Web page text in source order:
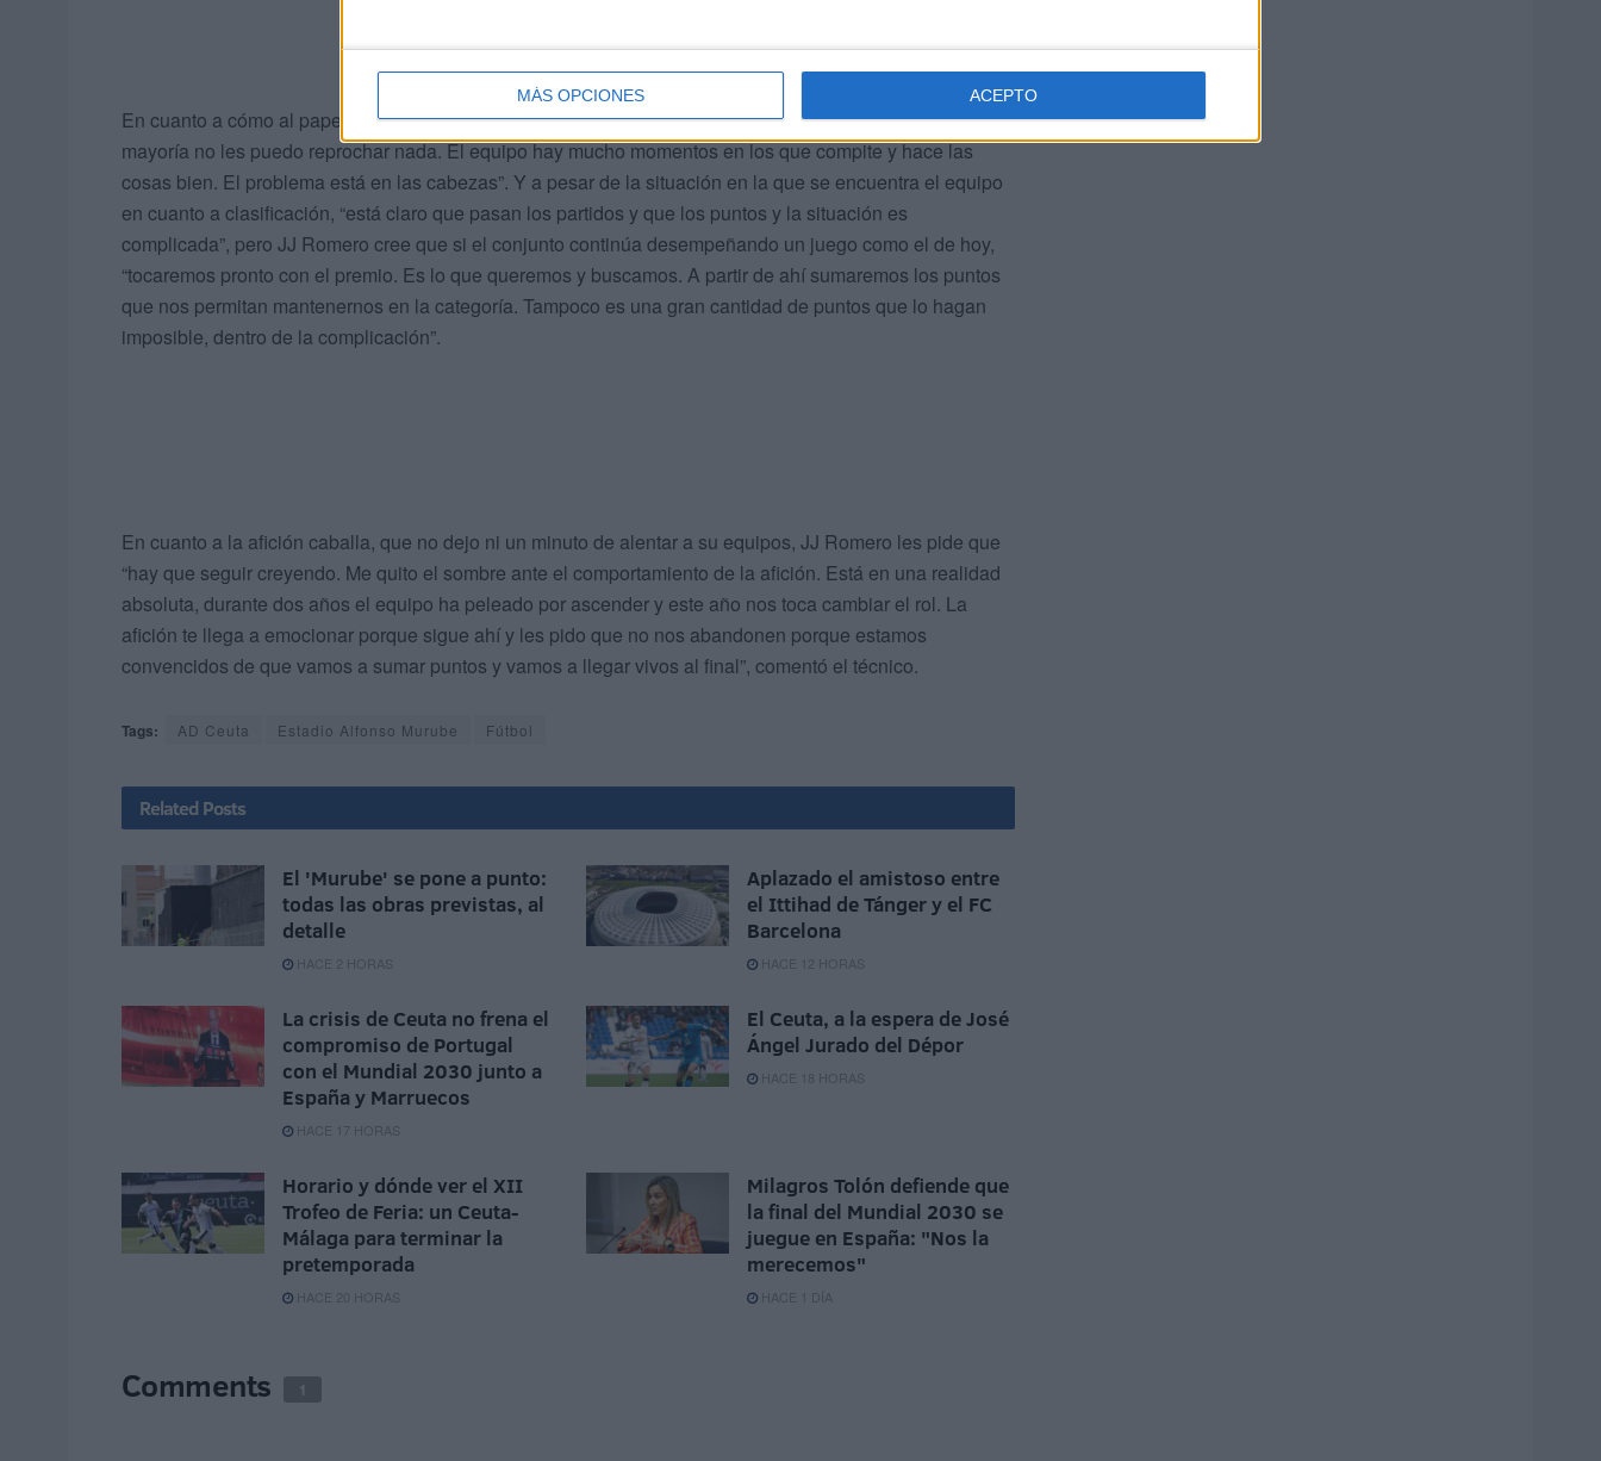
MÁS OPCIONES ACEPTO
En cuanto a cómo al papel que han desempeñado sus jugadores en el terreno de juego, “a la gran
mayoría no les puedo reprochar nada. El equipo hay mucho momentos en los que compite y hace las
cosas bien. El problema está en las cabezas”. Y a pesar de la situación en la que se encuentra el equipo
en cuanto a clasificación, “está claro que pasan los partidos y que los puntos y la situación es
complicada”, pero JJ Romero cree que si el conjunto continúa desempeñando un juego como el de hoy,
“tocaremos pronto con el premio. Es lo que queremos y buscamos. A partir de ahí sumaremos los puntos
que nos permitan mantenernos en la categoría. Tampoco es una gran cantidad de puntos que lo hagan
imposible, dentro de la complicación”.
En cuanto a la afición caballa, que no dejo ni un minuto de alentar a su equipos, JJ Romero les pide que
“hay que seguir creyendo. Me quito el sombre ante el comportamiento de la afición. Está en una realidad
absoluta, durante dos años el equipo ha peleado por ascender y este año nos toca cambiar el rol. La
afición te llega a emocionar porque sigue ahí y les pido que no nos abandonen porque estamos
convencidos de que vamos a sumar puntos y vamos a llegar vivos al final”, comentó el técnico.
Tags: AD Ceuta Estadio Alfonso Murube Fútbol
Related Posts
El 'Murube' se pone a punto:
todas las obras previstas, al
detalle
HACE 2 HORAS
Aplazado el amistoso entre
el Ittihad de Tánger y el FC
Barcelona
HACE 12 HORAS
La crisis de Ceuta no frena el
compromiso de Portugal
con el Mundial 2030 junto a
España y Marruecos
HACE 17 HORAS
El Ceuta, a la espera de José
Ángel Jurado del Dépor
HACE 18 HORAS
Horario y dónde ver el XII
Trofeo de Feria: un Ceuta-
Málaga para terminar la
pretemporada
HACE 20 HORAS
Milagros Tolón defiende que
la final del Mundial 2030 se
juegue en España: "Nos la
merecemos"
HACE 1 DÍA
Comments 1